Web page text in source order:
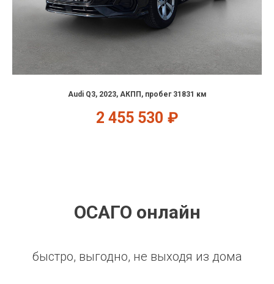
Audi Q3, 2023, АКПП, пробег 31831 км
2 455 530 ₽
ОСАГО онлайн
быстро, выгодно, не выходя из дома